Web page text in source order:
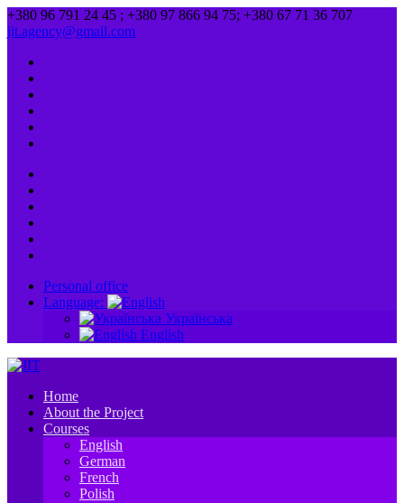
+380 96 791 24 45 ; +380 97 866 94 75; +380 67 71 36 707
jit.agency@gmail.com
Personal office
Language:
Українська
English
Home
About the Project
Courses
English
German
French
Polish